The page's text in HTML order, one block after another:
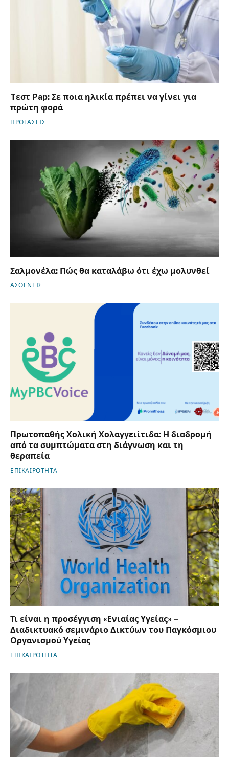
Tεστ Pap: Σε ποια ηλικία πρέπει να γίνει για
πρώτη φορά
ΠΡΟΤΑΣΕΙΣ
Σαλμονέλα: Πώς θα καταλάβω ότι έχω μολυνθεί
ΑΣΘΕΝΕΙΣ
Πρωτοπαθής Χολική Χολαγγειίτιδα: Η διαδρομή
από τα συμπτώματα στη διάγνωση και τη
θεραπεία
ΕΠΙΚΑΙΡΟΤΗΤΑ
Τι είναι η προσέγγιση «Ενιαίας Υγείας» –
Διαδικτυακό σεμινάριο Δικτύων του Παγκόσμιου
Οργανισμού Υγείας
ΕΠΙΚΑΙΡΟΤΗΤΑ